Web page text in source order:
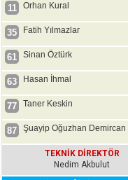
11 Orhan Kural
35 Fatih Yılmazlar
61 Sinan Öztürk
63 Hasan İhmal
77 Taner Keskin
87 Şuayip Oğuzhan Demircan
TEKNİK DİREKTÖR
Nedim Akbulut